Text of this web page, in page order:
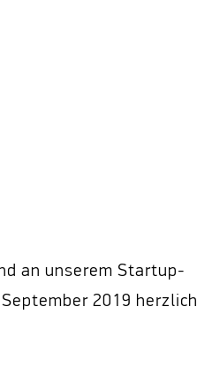
an unserem Startup-
2019 herzlich